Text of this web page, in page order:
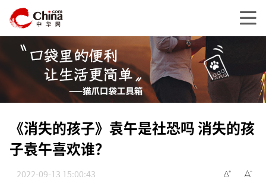
《消失的孩子》袁午是社恐吗 消失的孩
子袁午喜欢谁？
2022-09-13 15:00:43